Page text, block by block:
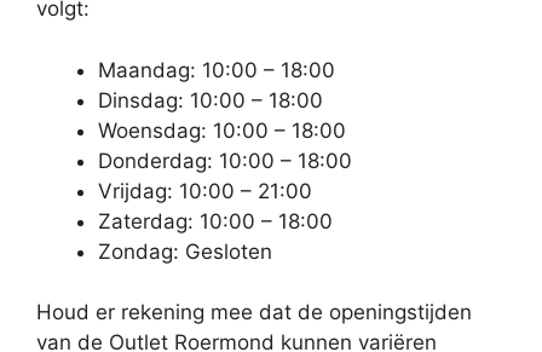
volgt:
Maandag: 10:00 – 18:00
Dinsdag: 10:00 – 18:00
Woensdag: 10:00 – 18:00
Donderdag: 10:00 – 18:00
Vrijdag: 10:00 – 21:00
Zaterdag: 10:00 – 18:00
Zondag: Gesloten
Houd er rekening mee dat de openingstijden
van de Outlet Roermond kunnen variëren